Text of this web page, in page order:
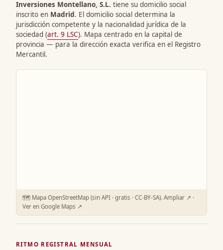
Inversiones Montellano, S.L. tiene su domicilio social
inscrito en Madrid. El domicilio social determina la
jurisdicción competente y la nacionalidad jurídica de la
sociedad (art. 9 LSC). Mapa centrado en la capital de
provincia — para la dirección exacta verifica en el Registro
Mercantil.
🗺️ Mapa OpenStreetMap (sin API · gratis · CC-BY-SA). Ampliar ↗ ·
Ver en Google Maps ↗
RITMO REGISTRAL MENSUAL